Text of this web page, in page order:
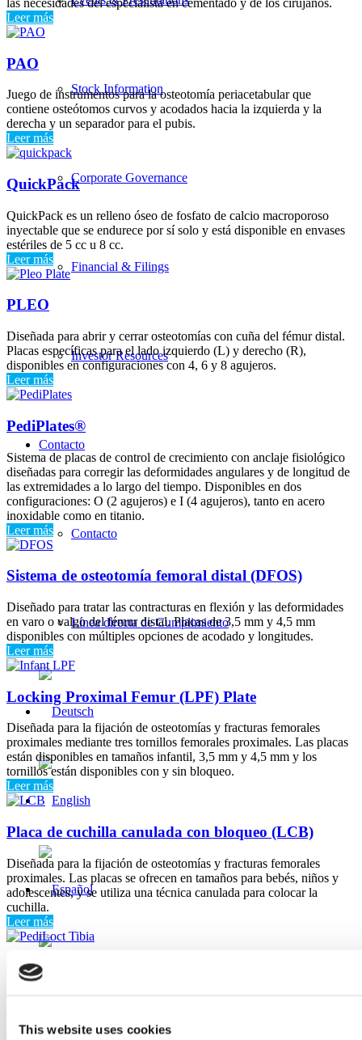
This website uses cookies
Stock Information
Corporate Governance
Financial & Filings
Investor Resources
Contacto
Contacto
Línea directa de Cumplimiento
Leer más
PAO
Juego de instrumentos para la osteotomía periacetabular que
contiene osteótomos curvos y acodados hacia la izquierda y la
derecha y un separador para el pubis.
Leer más
QuickPack
QuickPack es un relleno óseo de fosfato de calcio macroporoso
inyectable que se endurece por sí solo y está disponible en envases
estériles de 5 cc u 8 cc.
Leer más
PLEO
Diseñada para abrir y cerrar osteotomías con cuña del fémur distal.
Placas específicas para el lado izquierdo (L) y derecho (R),
disponibles en configuraciones con 4, 6 y 8 agujeros.
Leer más
PediPlates®
Sistema de placas de control de crecimiento con anclaje fisiológico
diseñadas para corregir las deformidades angulares y de longitud de
las extremidades a lo largo del tiempo. Disponibles en dos
configuraciones: O (2 agujeros) e I (4 agujeros), tanto en acero
inoxidable como en titanio.
Leer más
Sistema de osteotomía femoral distal (DFOS)
Diseñado para tratar las contracturas en flexión y las deformidades
en varo o valgo del fémur distal. Placas de 3,5 mm y 4,5 mm
disponibles con múltiples opciones de acodado y longitudes.
Leer más
Locking Proximal Femur (LPF) Plate
Diseñada para la fijación de osteotomías y fracturas femorales
proximales mediante tres tornillos femorales proximales. Las placas
están disponibles en tamaños infantil, 3,5 mm y 4,5 mm y los
tornillos están disponibles con y sin bloqueo.
Leer más
Placa de cuchilla canulada con bloqueo (LCB)
Diseñada para la fijación de osteotomías y fracturas femorales
proximales. Las placas se ofrecen en tamaños para bebés, niños y
adolescentes, y se utiliza una técnica canulada para colocar la
cuchilla.
Leer más
PediLoc® Tibia
ancha y anterolateral para la tibia distal.